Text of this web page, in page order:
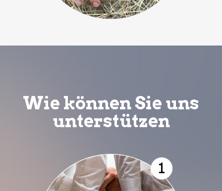
Wie können Sie uns
unterstützen